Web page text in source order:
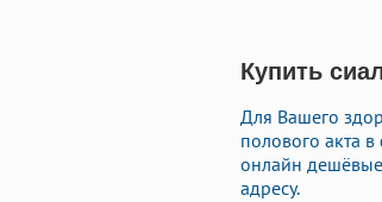
Купить
Для Вашего
полового акта
онлайн
адресу.